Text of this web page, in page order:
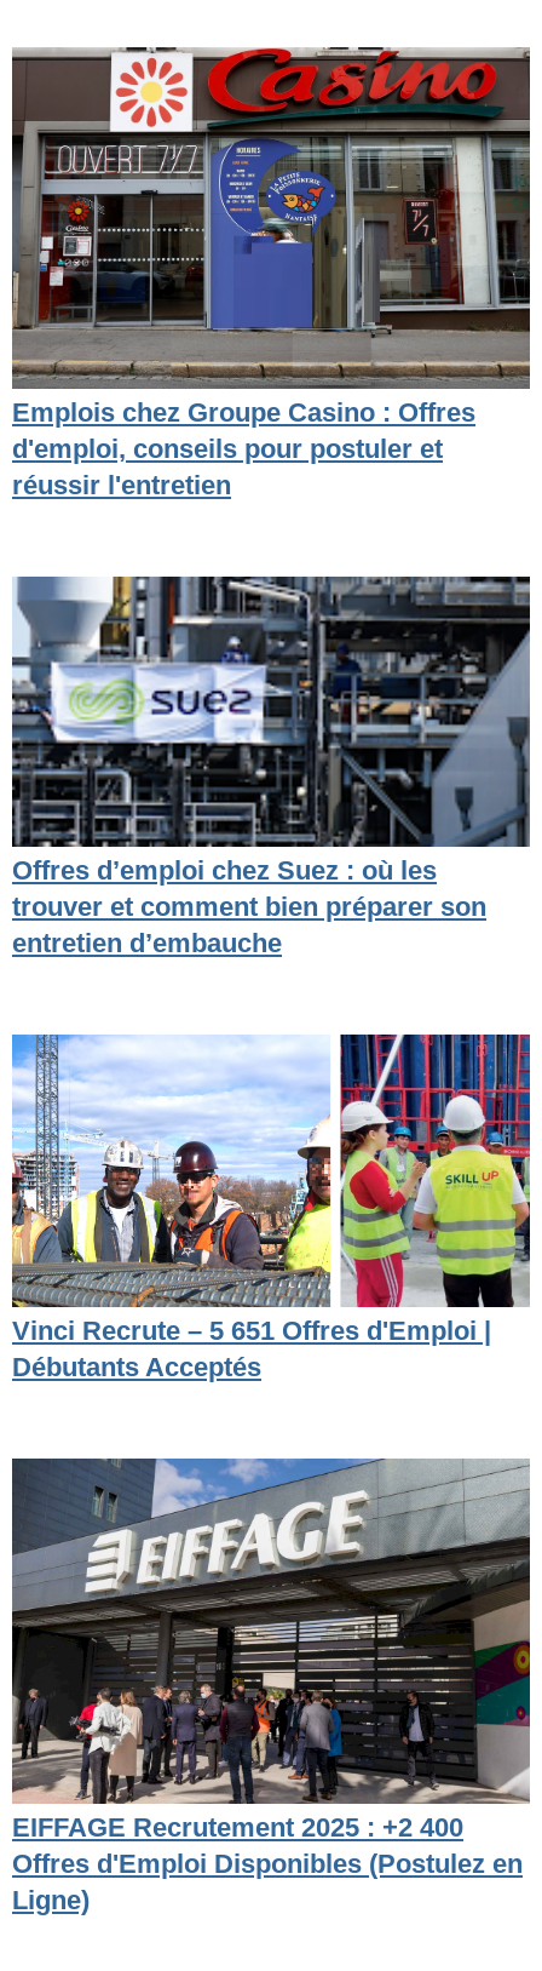
Emplois chez Groupe Casino : Offres
d'emploi, conseils pour postuler et
réussir l'entretien
Offres d’emploi chez Suez : où les
trouver et comment bien préparer son
entretien d’embauche
Vinci Recrute – 5 651 Offres d'Emploi |
Débutants Acceptés
EIFFAGE Recrutement 2025 : +2 400
Offres d'Emploi Disponibles (Postulez en
Ligne)